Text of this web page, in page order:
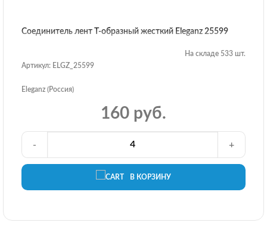
Соединитель лент T-образный жесткий Eleganz 25599
На складе 533 шт.
Артикул: ELGZ_25599
Eleganz (Россия)
160 руб.
В КОРЗИНУ
- +